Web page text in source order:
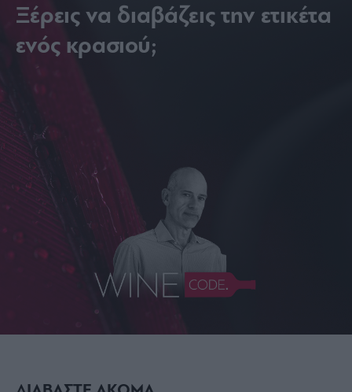
Ξέρεις να διαβάζεις την ετικέτα
ενός κρασιού;